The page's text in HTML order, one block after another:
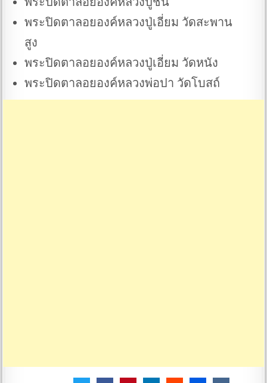
พระปิดตาลอยองค์หลวงปู่เอี่ยม วัดสะพาน
สูง
พระปิดตาลอยองค์หลวงปู่เอี่ยม วัดหนัง
พระปิดตาลอยองค์หลวงพ่อปา วัดโบสถ์